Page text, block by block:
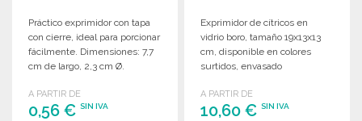
Práctico exprimidor con tapa
con cierre, ideal para porcionar
fácilmente. Dimensiones: 7,7
cm de largo, 2,3 cm Ø.
A PARTIR DE
0,56 € SIN IVA
Exprimidor de cítricos en
vidrio boro, tamaño 19x13x13
cm, disponible en colores
surtidos, envasado
exposición en estanterías.
A PARTIR DE
10,60 €SIN IVA